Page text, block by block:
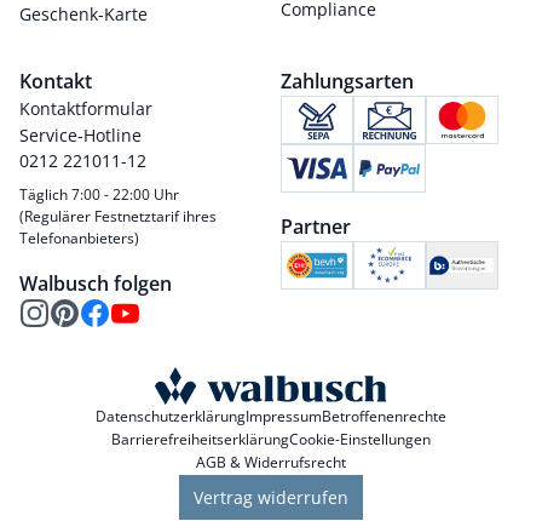
Geschenk-Karte
Compliance
Kontakt
Kontaktformular
Service-Hotline
0212 221011-12
Täglich 7:00 - 22:00 Uhr
(Regulärer Festnetztarif ihres
Telefonanbieters)
Walbusch folgen
Zahlungsarten
Partner
DatenschutzerklärungImpressumBetroffenenrechte
BarrierefreiheitserklärungCookie-Einstellungen
AGB & Widerrufsrecht
Vertrag widerrufen